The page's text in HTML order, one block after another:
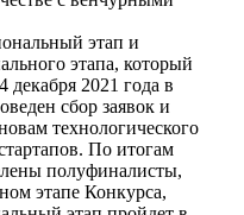
этап и
этапа, который
декабря 2021 года в
сбор заявок и
технологического
По итогам
полуфиналисты,
этапе Конкурса,